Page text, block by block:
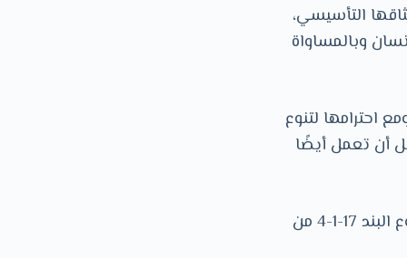
التأسيسي،
وبالمساواة
احترامها لتنوع
أن تعمل أيضًا
وقد عرضت عليه مقترحات بشأن مختلف مظاهر التمييز في مجال التعليم، وهو موضوع البند 17-1-4 من